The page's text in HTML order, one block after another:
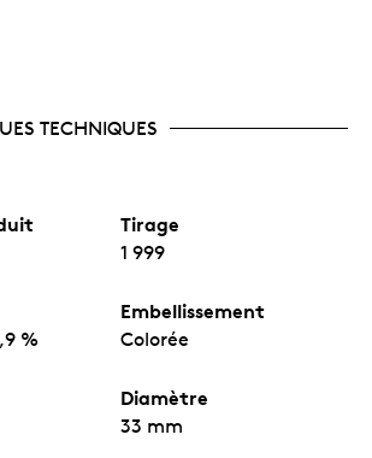
TECHNIQUES
Tirage
1 999
%
Embellissement
Colorée
Diamètre
33 mm